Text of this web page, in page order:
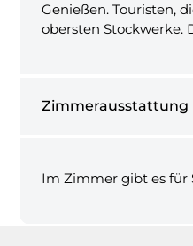
Genießen. Touristen,
obersten Stockwerke.
Zimmerausstattung
Im Zimmer gibt es für